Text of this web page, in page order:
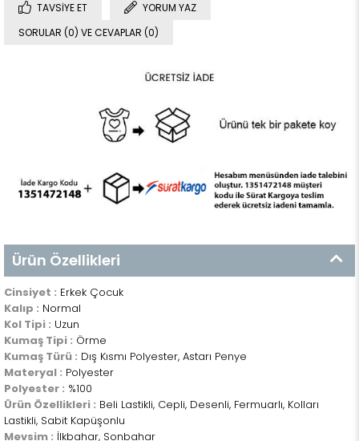
TAVSIYE ET
YORUM YAZ
SORULAR (0) VE CEVAPLAR (0)
Ürün Özellikleri
Cinsiyet : Erkek Çocuk
Kalıp : Normal
Kol Tipi : Uzun
Kumaş Tipi : Örme
Kumaş Türü : Dış Kısmı Polyester, Astarı Penye
Materyal : Polyester
Polyester : %100
Ürün Özellikleri : Beli Lastikli, Cepli, Desenli, Fermuarlı, Kolları
Lastikli, Sabit Kapüşonlu
Mevsim : İlkbahar, Sonbahar